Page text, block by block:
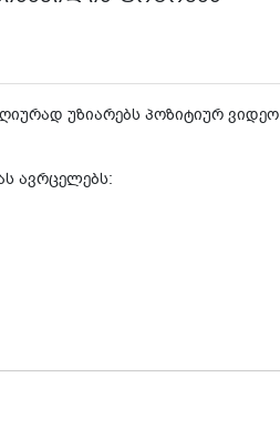
უზიარებს პოზიტიურ ვიდეო
ავრცელებს: